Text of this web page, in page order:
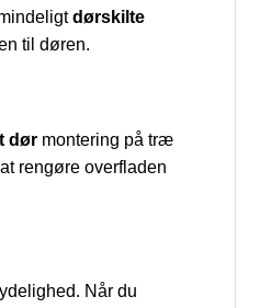
dørskilte
til døren.
dør montering på træ
rengøre overfladen
Når du